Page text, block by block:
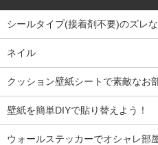
シールタイプ(接着剤不要)のズレ
ネイル
クッション壁紙シートで素敵なお
壁紙を簡単DIYで貼り替えよう！
ウォールステッカーでオシャレ部